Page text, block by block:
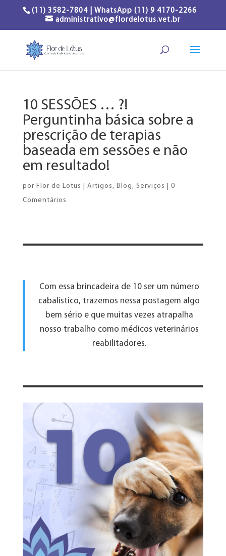
(11) 3582-7804 | WhatsApp (11) 9 4170-2266
administrativo@flordelotus.vet.br
10 SESSÕES … ?!
Perguntinha básica sobre a
prescrição de terapias
baseada em sessões e não
em resultado!
por Flor de Lotus Artigos, Blog, Serviços
0
Comentários
Com essa brincadeira de 10 ser um número
cabalístico, trazemos nessa postagem algo
bem sério e que muitas vezes atrapalha
nosso trabalho como médicos veterinários
reabilitadores.